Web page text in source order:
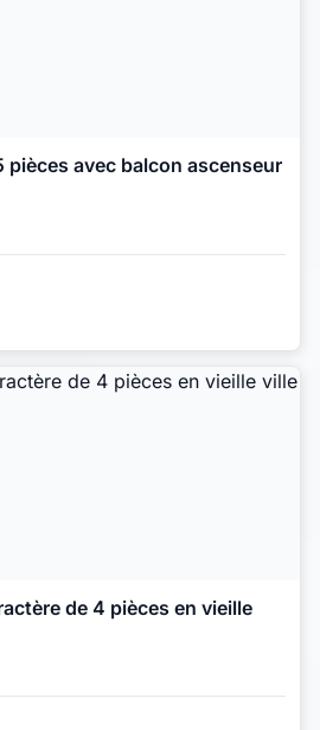
pièces avec balcon ascenseur
de 4 pièces en vieille